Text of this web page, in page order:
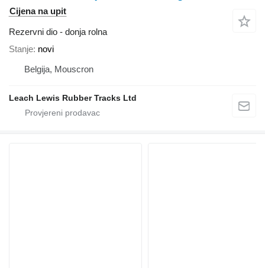
Cijena na upit
Rezervni dio - donja rolna
Stanje novi
Belgija, Mouscron
Leach Lewis Rubber Tracks Ltd